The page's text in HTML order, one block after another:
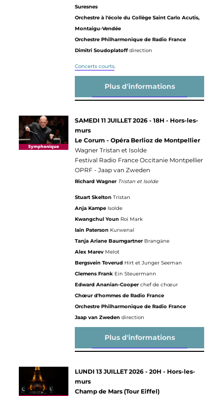
Suresnes
Orchestre à l'école du Collège Saint Carlo Acutis,
Montaigu-Vendée
Orchestre Philharmonique de Radio France
Dimitri Soudoplatoffdirection
Concerts courts.
Plus d'informations
SAMEDI 11 JUILLET 2026 - 18H - Hors-les-
murs
Le Corum - Opéra Berlioz de Montpellier
Wagner Tristan et Isolde
Festival Radio France Occitanie Montpellier
OPRF - Jaap van Zweden
Richard Wagner Tristan et Isolde
Stuart SkeltonTristan
Anja Kampe Isolde
Kwangchul Youn Roi Mark
Iain Paterson Kurwenal
Tanja Ariane Baumgartner Brangäne
Alex Marev Melot
Bergsvein Toverud Hirt et Junger Seeman
Clemens Frank Ein Steuermann
Edward Ananian-Cooperchef de chœur
Chœur d'hommes de Radio France
Orchestre Philharmonique de Radio France
Jaap van Zweden direction
Plus d'informations
LUNDI 13 JUILLET 2026 - 20H - Hors-les-
murs
Champ de Mars (Tour Eiffel)